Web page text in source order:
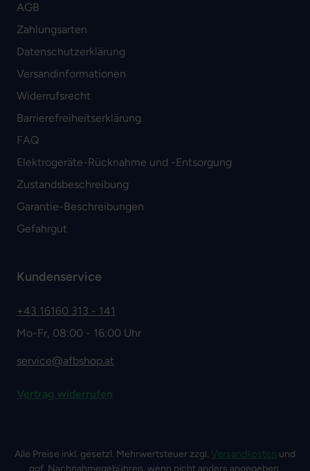
AGB
Zahlungsarten
Datenschutzerklärung
Versandinformationen
Widerrufsrecht
Barrierefreiheitserklärung
FAQ
Elektrogeräte-Rücknahme und -Entsorgung
Zustandsbeschreibung
Garantie-Beschreibungen
Gefahrgut
Kundenservice
+43 16160 313 - 141
Mo-Fr, 08:00 - 16:00 Uhr
service@afbshop.at
Vertrag widerrufen
Alle Preise inkl. gesetzl. Mehrwertsteuer zzgl. Versandkosten und